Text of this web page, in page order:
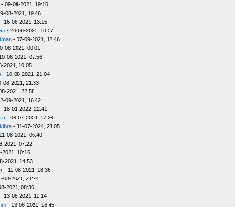
- 09-08-2021, 19:10
08-2021, 19:46
- 16-08-2021, 13:15
- 26-08-2021, 10:37
- 07-09-2021, 12:46
08-2021, 00:01
08-2021, 07:56
2021, 10:05
- 10-08-2021, 21:04
08-2021, 21:33
2021, 22:58
09-2021, 16:42
- 18-01-2022, 22:41
- 06-07-2024, 17:36
- 31-07-2024, 23:05
08-2021, 06:40
2021, 07:22
2021, 10:16
2021, 14:53
- 11-08-2021, 18:36
08-2021, 21:24
2021, 08:36
- 13-08-2021, 11:14
- 13-08-2021, 16:45